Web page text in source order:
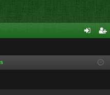
cri